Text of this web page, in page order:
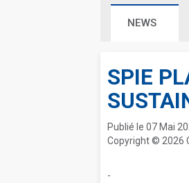
NEWS
SPIE
Publié le 07 Mai
Copyright © 2026
-